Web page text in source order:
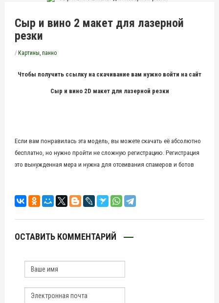
Сыр и вино 2 макет для лазерной
резки
/ Картины, панно
Чтобы получить ссылку на скачивание вам нужно войти на сайт
Сыр и вино 2D макет для лазерной резки
Если вам понравилась эта модель, вы можете скачать её абсолютно
бесплатно, но нужно пройти не сложную регистрацию. Регистрация
это вынужденная мера и нужна для отсеивания спамеров и ботов
ОСТАВИТЬ КОММЕНТАРИЙ